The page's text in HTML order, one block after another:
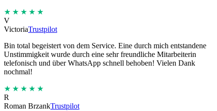
★★★★★
V
VictoriaTrustpilot
Bin total begeistert von dem Service. Eine durch mich entstandene
Unstimmigkeit wurde durch eine sehr freundliche Mitarbeiterin
telefonisch und über WhatsApp schnell behoben! Vielen Dank
nochmal!
★★★★★
R
Roman BrzankTrustpilot